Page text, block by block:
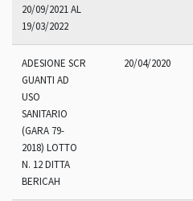
20/09/2021 AL
19/03/2022
ADESIONE SCR
GUANTI AD
USO
SANITARIO
(GARA 79-
2018) LOTTO
N. 12 DITTA
BERICAH
20/04/2020